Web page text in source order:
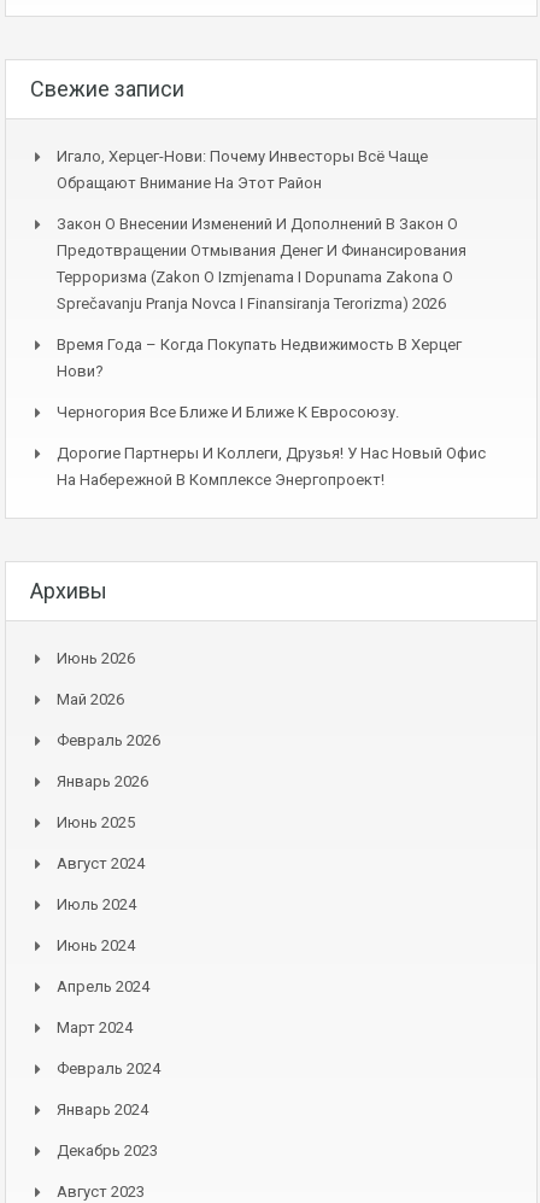
Свежие записи
Игало, Херцег-Нови: Почему Инвесторы Всё Чаще
Обращают Внимание На Этот Район
Закон О Внесении Изменений И Дополнений В Закон О
Предотвращении Отмывания Денег И Финансирования
Терроризма (Zakon O Izmjenama I Dopunama Zakona O
Sprečavanju Pranja Novca I Finansiranja Terorizma) 2026
Время Года – Когда Покупать Недвижимость В Херцег
Нови?
Черногория Все Ближе И Ближе К Евросоюзу.
Дорогие Партнеры И Коллеги, Друзья! У Нас Новый Офис
На Набережной В Комплексе Энергопроект!
Архивы
Июнь 2026
Май 2026
Февраль 2026
Январь 2026
Июнь 2025
Август 2024
Июль 2024
Июнь 2024
Апрель 2024
Март 2024
Февраль 2024
Январь 2024
Декабрь 2023
Август 2023